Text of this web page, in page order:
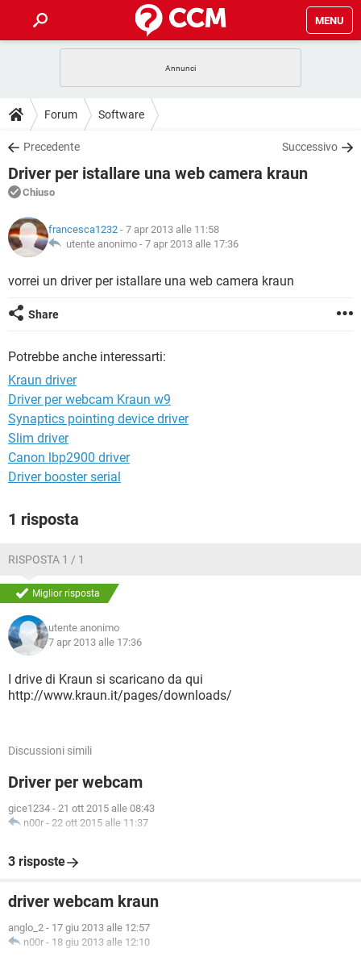
MENU
INTRATTENIMENTO
iOS
INSTAGRAM WHATSAPP
TIKTOK
HARDWARE
GUIDE
COVID-19
iOS
INSTAGRAM
TIKTOK FACEBOOK
DOWNLOAD
COVID-19 GAMING
INTRATTENIMENTO
iOS WINDOWS 10
INSTAGRAM
TIKTOK FACEBOOK
HARDWARE
FORUM
COVID-19
INTRATTENIMENTO ANDROID
HARDWARE
GLOSSARIO
COVID-19
INTRATTENIMENTO ANDROID
iOS
HARDWARE
Forum Software
Precedente Successivo
Driver per istallare una web camera kraun
Chiuso
francesca1232 - 7 apr 2013 alle 11:58
utente anonimo - 7 apr 2013 alle 17:36
vorrei un driver per istallare una web camera kraun
Share
Potrebbe anche interessarti:
Kraun driver
Driver per webcam Kraun w9
Synaptics pointing device driver
Slim driver
Canon lbp2900 driver
Driver booster serial
1 risposta
RISPOSTA 1 / 1
Miglior risposta
utente anonimo
7 apr 2013 alle 17:36
I drive di Kraun si scaricano da qui
http://www.kraun.it/pages/downloads/
Discussioni simili
Driver per webcam
gice1234 - 21 ott 2015 alle 08:43
n00r - 22 ott 2015 alle 11:37
3 risposte
driver webcam kraun
anglo_2 - 17 giu 2013 alle 12:57
n00r - 18 giu 2013 alle 12:10